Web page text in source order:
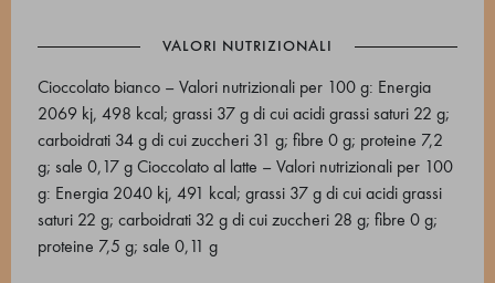
VALORI NUTRIZIONALI
Cioccolato bianco – Valori nutrizionali per 100 g: Energia
2069 kj, 498 kcal; grassi 37 g di cui acidi grassi saturi 22 g;
carboidrati 34 g di cui zuccheri 31 g; fibre 0 g; proteine 7,2
g; sale 0,17 g Cioccolato al latte – Valori nutrizionali per 100
g: Energia 2040 kj, 491 kcal; grassi 37 g di cui acidi grassi
saturi 22 g; carboidrati 32 g di cui zuccheri 28 g; fibre 0 g;
proteine 7,5 g; sale 0,11 g